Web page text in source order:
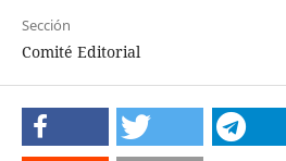
Sección
Comité Editorial